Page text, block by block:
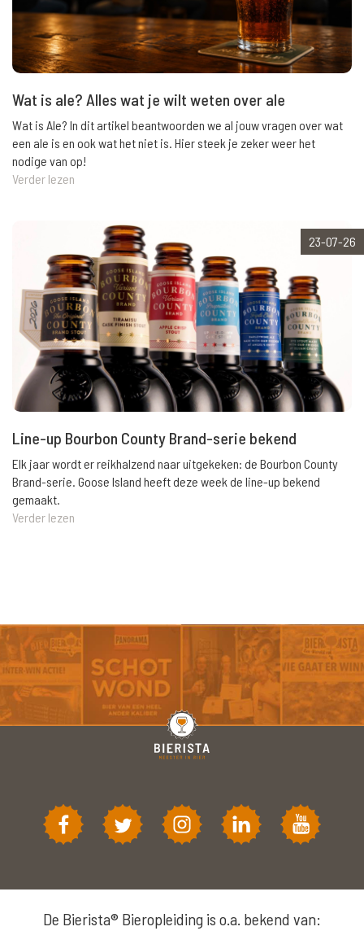
Wat is ale? Alles wat je wilt weten over ale
Wat is Ale? In dit artikel beantwoorden we al jouw vragen over wat
een ale is en ook wat het niet is. Hier steek je zeker weer het
nodige van op!
Verder lezen
23-07-26
Line-up Bourbon County Brand-serie bekend
Elk jaar wordt er reikhalzend naar uitgekeken: de Bourbon County
Brand-serie. Goose Island heeft deze week de line-up bekend
gemaakt.
Verder lezen
De Bierista® Bieropleiding is o.a. bekend van: